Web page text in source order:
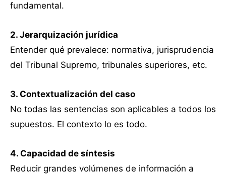
fundamental.
2. Jerarquización jurídica
Entender qué prevalece: normativa, jurisprudencia
del Tribunal Supremo, tribunales superiores, etc.
3. Contextualización del caso
No todas las sentencias son aplicables a todos los
supuestos. El contexto lo es todo.
4. Capacidad de síntesis
Reducir grandes volúmenes de información a